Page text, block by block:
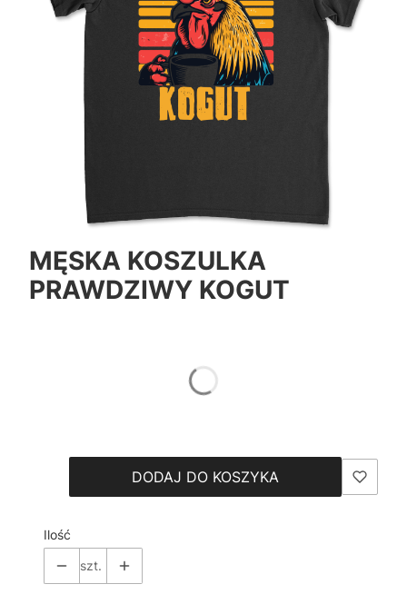
MĘSKA KOSZULKA
PRAWDZIWY KOGUT
DODAJ DO KOSZYKA
Ilość
szt.